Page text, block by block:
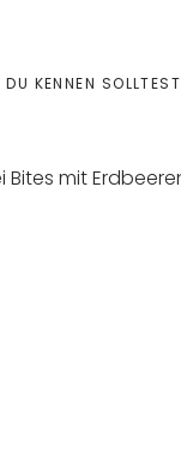
KENNEN SOLLTEST